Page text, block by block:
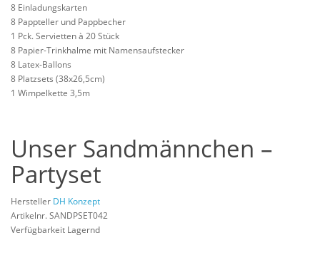
8 Einladungskarten
8 Pappteller und Pappbecher
1 Pck. Servietten à 20 Stück
8 Papier-Trinkhalme mit Namensaufstecker
8 Latex-Ballons
8 Platzsets (38x26,5cm)
1 Wimpelkette 3,5m
Unser Sandmännchen –
Partyset
Hersteller DH Konzept
Artikelnr. SANDPSET042
Verfügbarkeit Lagernd